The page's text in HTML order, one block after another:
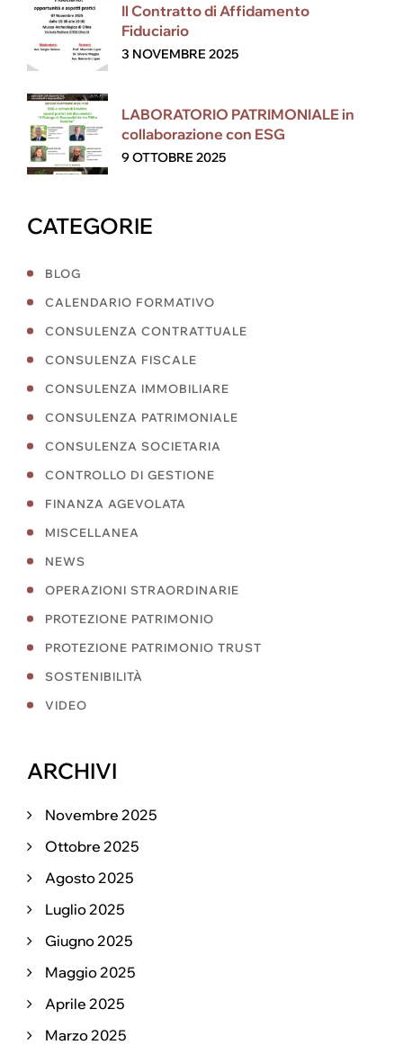
Il Contratto di Affidamento
Fiduciario
3 NOVEMBRE 2025
LABORATORIO PATRIMONIALE in
collaborazione con ESG
9 OTTOBRE 2025
CATEGORIE
BLOG
CALENDARIO FORMATIVO
CONSULENZA CONTRATTUALE
CONSULENZA FISCALE
CONSULENZA IMMOBILIARE
CONSULENZA PATRIMONIALE
CONSULENZA SOCIETARIA
CONTROLLO DI GESTIONE
FINANZA AGEVOLATA
MISCELLANEA
NEWS
OPERAZIONI STRAORDINARIE
PROTEZIONE PATRIMONIO
PROTEZIONE PATRIMONIO TRUST
SOSTENIBILITÀ
VIDEO
ARCHIVI
Novembre 2025
Ottobre 2025
Agosto 2025
Luglio 2025
Giugno 2025
Maggio 2025
Aprile 2025
Marzo 2025